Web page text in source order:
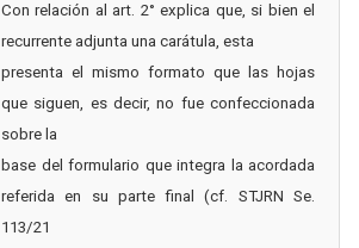
Con relación al art. 2° explica que, si bien el
recurrente adjunta una carátula, esta
presenta el mismo formato que las hojas
que siguen, es decir, no fue confeccionada
sobre la
base del formulario que integra la acordada
referida en su parte final (cf. STJRN Se.
113/21